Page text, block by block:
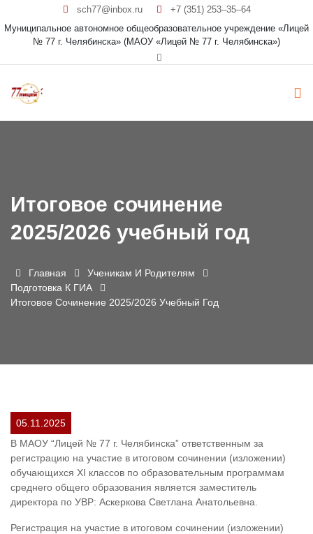
sch77@inbox.ru
+7 (351) 253‒35‒64
Муниципальное автономное общеобразовательное учреждение «Лицей
№ 77 г. Челябинска» (МАОУ «Лицей № 77 г. Челябинска»)
Итоговое сочинение
2025/2026 учебный год
Главная
Ученикам И Родителям
Подготовка К ГИА
Итоговое Сочинение 2025/2026 Учебный Год
05.11.2025
В МАОУ “Лицей № 77 г. Челябинска” ответственным за
регистрацию на участие в итоговом сочинении (изложении)
обучающихся XI классов по образовательным программам
среднего общего образования является заместитель
директора по УВР: Аскеркова Светлана Анатольевна.
Регистрация на участие в итоговом сочинении (изложении)